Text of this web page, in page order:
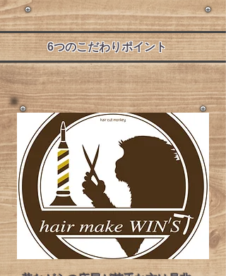
​6つのこだわりポイント